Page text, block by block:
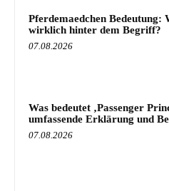
Pferdemaedchen Bedeutung:
wirklich hinter dem Begriff?
07.08.2026
Was bedeutet ‚Passenger
umfassende Erklärung und
07.08.2026